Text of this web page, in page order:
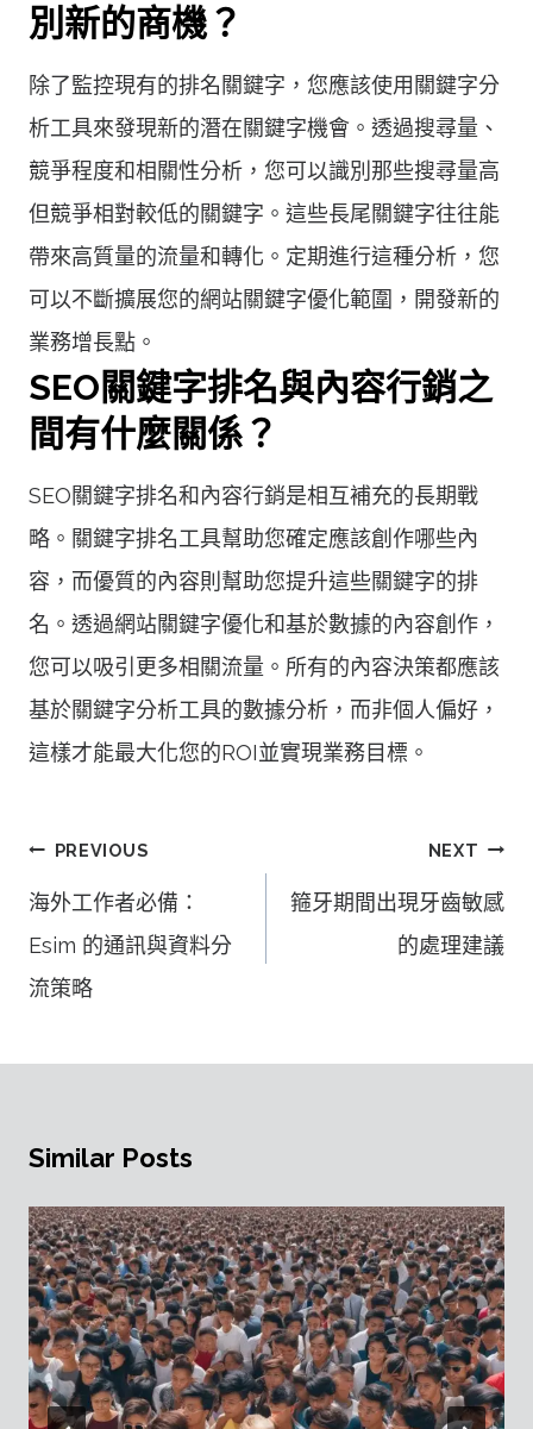
別新的商機？
除了監控現有的排名關鍵字，您應該使用關鍵字分
析工具來發現新的潛在關鍵字機會。透過搜尋量、
競爭程度和相關性分析，您可以識別那些搜尋量高
但競爭相對較低的關鍵字。這些長尾關鍵字往往能
帶來高質量的流量和轉化。定期進行這種分析，您
可以不斷擴展您的網站關鍵字優化範圍，開發新的
業務增長點。
SEO關鍵字排名與內容行銷之
間有什麼關係？
SEO關鍵字排名和內容行銷是相互補充的長期戰
略。關鍵字排名工具幫助您確定應該創作哪些內
容，而優質的內容則幫助您提升這些關鍵字的排
名。透過網站關鍵字優化和基於數據的內容創作，
您可以吸引更多相關流量。所有的內容決策都應該
基於關鍵字分析工具的數據分析，而非個人偏好，
這樣才能最大化您的ROI並實現業務目標。
文
章
覽
PREVIOUS
海外工作者必備：
Esim 的通訊與資料分
流策略
NEXT
箍牙期間出現牙齒敏感
的處理建議
Similar Posts